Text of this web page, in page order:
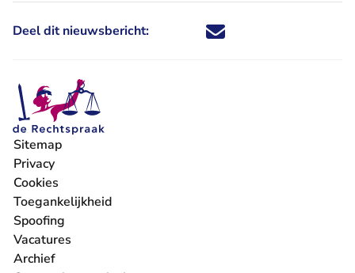
Deel dit nieuwsbericht: Deel dit nieuwsbericht via X -
Deel dit nieuwsbericht via
Deel dit nieuwsbericht
Deel dit
Sitemap
Privacy
Cookies
Toegankelijkheid
Spoofing
Vacatures
- U verlaat Rechtspraak.nl
Archief